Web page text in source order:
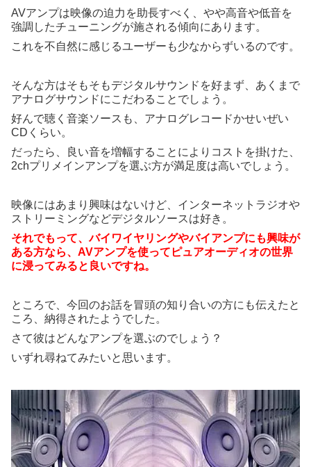
AVアンプは映像の迫力を助長すべく、やや高音や低音を
強調したチューニングが施される傾向にあります。
これを不自然に感じるユーザーも少なからずいるのです。
そんな方はそもそもデジタルサウンドを好まず、あくまで
アナログサウンドにこだわることでしょう。
好んで聴く音楽ソースも、アナログレコードかせいぜい
CDくらい。
だったら、良い音を増幅することによりコストを掛けた、
2chプリメインアンプを選ぶ方が満足度は高いでしょう。
映像にはあまり興味はないけど、インターネットラジオや
ストリーミングなどデジタルソースは好き。
それでもって、バイワイヤリングやバイアンプにも興味が
ある方なら、AVアンプを使ってピュアオーディオの世界
に浸ってみると良いですね。
ところで、今回のお話を冒頭の知り合いの方にも伝えたと
ころ、納得されたようでした。
さて彼はどんなアンプを選ぶのでしょう？
いずれ尋ねてみたいと思います。